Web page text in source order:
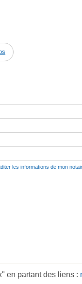
les informations de mon
en partant des liens :